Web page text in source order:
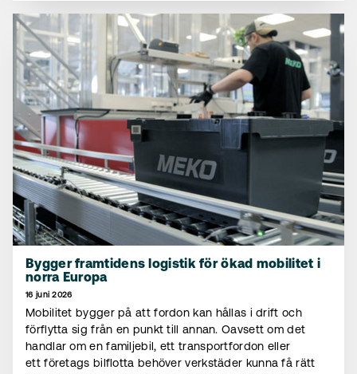
Bygger framtidens logistik för ökad mobilitet i
norra Europa
16 juni 2026
Mobilitet bygger på att fordon kan hållas i drift och
förflytta sig från en punkt till annan. Oavsett om det
handlar om en familjebil, ett transportfordon eller
ett företags bilflotta behöver verkstäder kunna få rätt